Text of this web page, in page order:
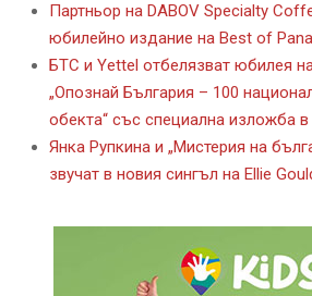
Партньор на DABOV Specialty
юбилейно издание на Best of
БТС и Yettel отбелязват юбилея
„Опознай България – 100
обекта“ със специална изложба
Янка Рупкина и „Мистерия на
звучат в новия сингъл на Ellie